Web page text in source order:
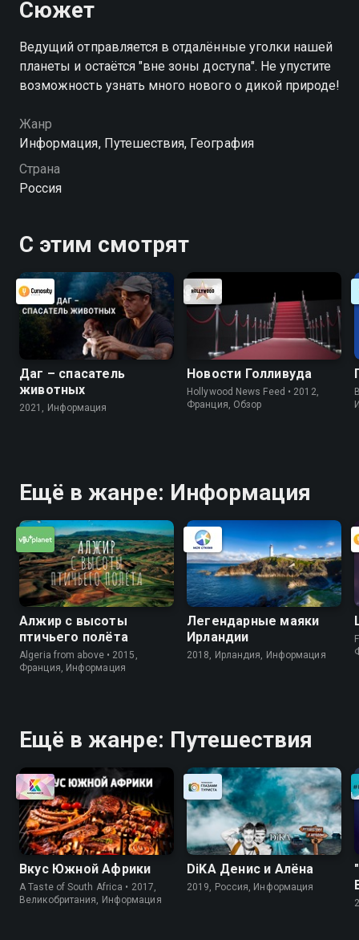
Сюжет
Ведущий отправляется в отдалённые уголки нашей
планеты и остаётся "вне зоны доступа". Не упустите
возможность узнать много нового о дикой природе!
Жанр
Информация, Путешествия, География
Страна
Россия
С этим смотрят
Даг – спасатель
животных
2021, Информация
Новости Голливуда
Hollywood News Feed • 2012,
Франция, Обзор
Ещё в жанре: Информация
Алжир с высоты
птичьего полёта
Algeria from above • 2015,
Франция, Информация
Легендарные маяки
Ирландии
2018, Ирландия, Информация
Ещё в жанре: Путешествия
Вкус Южной Африки
A Taste of South Africa • 2017,
Великобритания, Информация
DiKA Денис и Алёна
2019, Россия, Информация